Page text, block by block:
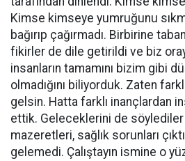
Kimse kimseye yumruğunu
bağırıp çağırmadı. Birbirine
fikirler de dile getirildi ve biz
insanların tamamını bizim gibi
olmadığını biliyorduk. Zaten
gelsin. Hatta farklı inançlardan
ettik. Geleceklerini de söylediler
mazeretleri, sağlık sorunları
gelemedi. Çalıştayın ismine o